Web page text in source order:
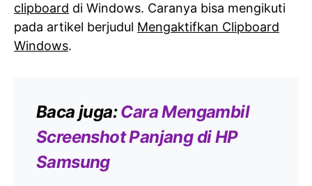
clipboard di Windows. Caranya bisa mengikuti
pada artikel berjudul Mengaktifkan Clipboard
Windows.
Baca juga:Cara Mengambil
Screenshot Panjang di HP
Samsung